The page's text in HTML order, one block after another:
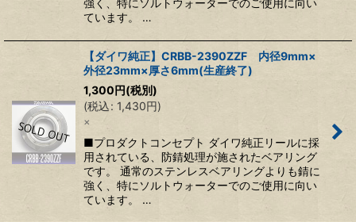
強く、特にソルトウォーターでのご使用に向い
ています。 …
【ダイワ純正】CRBB-2390ZZF 内径9mm×
外径23mm×厚さ6mm(生産終了)
1,300円(税別)
(税込: 1,430円)
×
■プロダクトコンセプト ダイワ純正リールに採
用されている、防錆処理が施されたベアリング
です。 通常のステンレスベアリングよりも錆に
強く、特にソルトウォーターでのご使用に向い
ています。 …